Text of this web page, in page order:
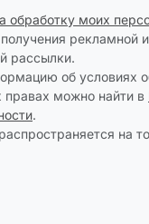
обработку моих
рекламной и
рассылки.
об условиях
можно найти в
.
на